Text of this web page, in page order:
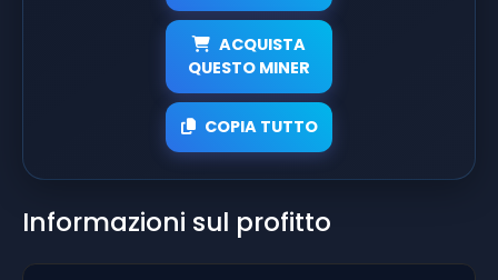
ACQUISTA
QUESTO MINER
COPIA TUTTO
Informazioni sul profitto